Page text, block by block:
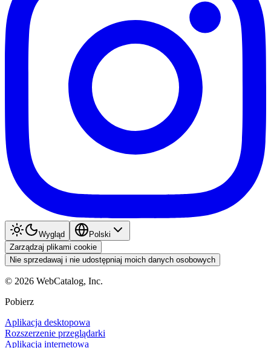
Wygląd
Polski
Zarządzaj plikami cookie
Nie sprzedawaj i nie udostępniaj moich danych osobowych
© 2026 WebCatalog, Inc.
Pobierz
Aplikacja desktopowa
Rozszerzenie przeglądarki
Aplikacja internetowa